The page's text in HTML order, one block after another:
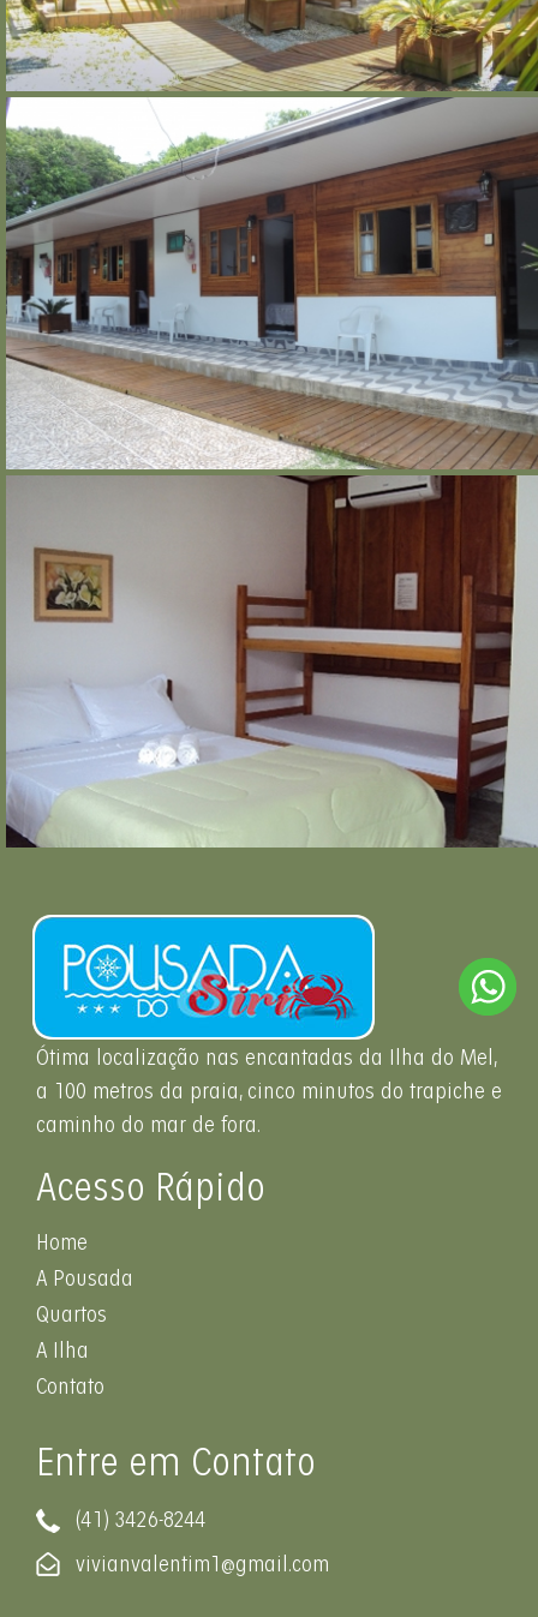
Ótima localização nas encantadas da Ilha do Mel,
a 100 metros da praia, cinco minutos do trapiche e
caminho do mar de fora.
Acesso Rápido
Home
A Pousada
Quartos
A Ilha
Contato
Entre em Contato
(41) 3426-8244
vivianvalentim1@gmail.com